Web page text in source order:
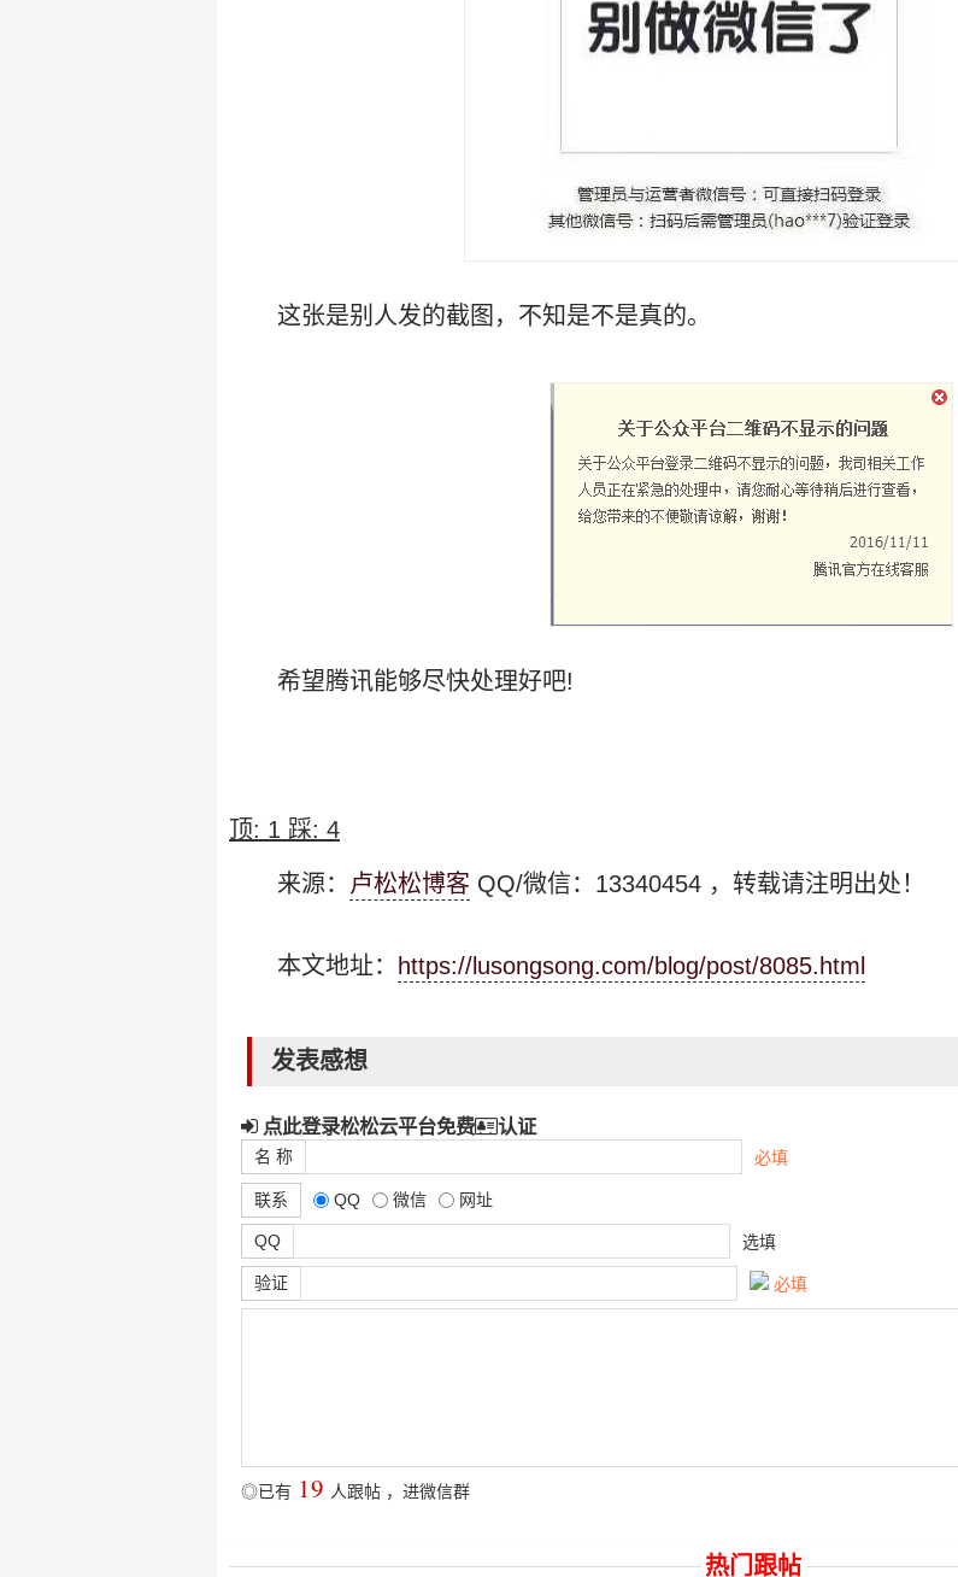
这张是别人发的截图，不知是不是真的。
希望腾讯能够尽快处理好吧!
顶: 1 踩: 4
来源： 卢松松博客 QQ/微信：13340454 ，转载请注明出处！
本文地址： https://lusongsong.com/blog/post/8085.html
发表感想
点此登录松松云平台免费 认证
名 称 必填
联系 QQ 微信 网址
QQ 选填
验证 必填
◎已有 19 人跟帖 ， 进微信群
热门跟帖